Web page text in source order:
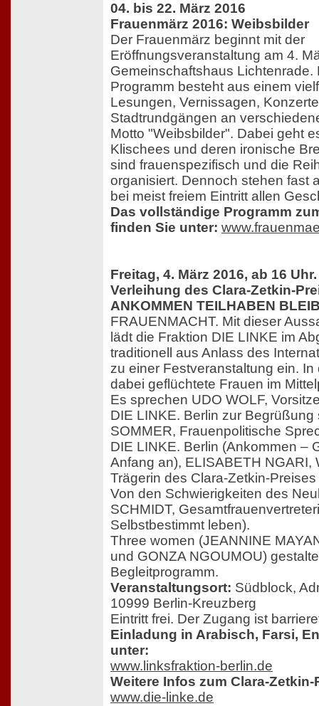
04. bis 22. März 2016
Frauenmärz 2016: Weibsbilder
Der Frauenmärz beginnt mit der
Eröffnungsveranstaltung am 4.
Gemeinschaftshaus Lichtenrade.
Programm besteht aus einem
Lesungen, Vernissagen,
Stadtrundgängen an
Motto "Weibsbilder". Dabei geht
Klischees und deren ironische
sind frauenspezifisch und die
organisiert. Dennoch stehen fast
bei meist freiem Eintritt allen
Das vollständige Programm
finden Sie unter:
Freitag, 4. März 2016, ab 16
Verleihung des Clara-Zetkin-
ANKOMMEN TEILHABEN
FRAUENMACHT. Mit dieser
lädt die Fraktion DIE LINKE im
traditionell aus Anlass des
zu einer Festveranstaltung ein.
dabei geflüchtete Frauen im
Es sprechen UDO WOLF,
DIE LINKE. Berlin zur Begrüßung
SOMMER, Frauenpolitische
DIE LINKE. Berlin (Ankommen –
Anfang an), ELISABETH NGARI,
Trägerin des Clara-Zetkin-
Von den Schwierigkeiten des
SCHMIDT,
Selbstbestimmt leben).
Three women (JEANNINE
und GONZA NGOUMOU)
Begleitprogramm.
Veranstaltungsort: Südblock,
10999 Berlin-Kreuzberg
Eintritt frei. Der Zugang ist
Einladung in Arabisch, Farsi,
unter:
www.linksfraktion-berlin.de
Weitere Infos zum Clara-Zetkin-
www.die-linke.de